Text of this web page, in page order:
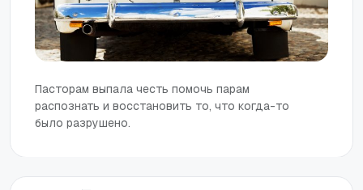
Пасторам выпала честь помочь парам
распознать и восстановить то, что когда-то
было разрушено.